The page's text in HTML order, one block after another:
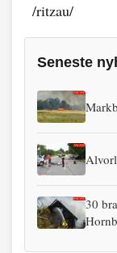
/ritzau/
Seneste
30